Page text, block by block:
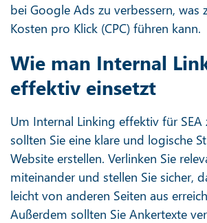
bei Google Ads zu verbessern, was
Kosten pro Klick (CPC) führen kann.
Wie man Internal
effektiv einsetzt
Um Internal Linking effektiv für SEA
sollten Sie eine klare und logische
Website erstellen. Verlinken Sie
miteinander und stellen Sie sicher,
leicht von anderen Seiten aus
Außerdem sollten Sie Ankertexte